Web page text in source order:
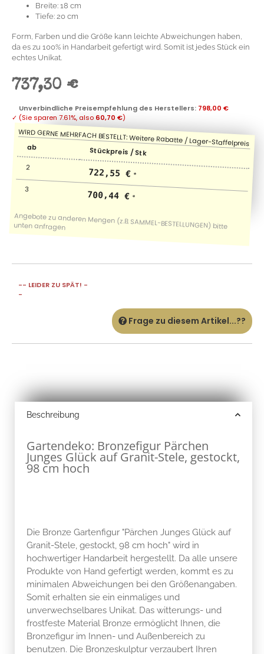
Breite: 18 cm
Tiefe: 20 cm
Form, Farben und die Größe kann leichte Abweichungen haben,
da es zu 100% in Handarbeit gefertigt wird. Somit ist jedes Stück ein
echtes Unikat.
737,30 €
Unverbindliche Preisempfehlung des Herstellers: 798,00 €
✓ (Sie sparen 7.61%, also 60,70 €)
ab Stückpreis / Stk
2 722,55 € *
3 700,44 € *
-- LEIDER ZU SPÄT! -
-
Frage zu diesem Artikel...??
Beschreibung
Gartendeko: Bronzefigur Pärchen
Junges Glück auf Granit-Stele, gestockt,
98 cm hoch
Die Bronze Gartenfigur "Pärchen Junges Glück auf
Granit-Stele, gestockt, 98 cm hoch" wird in
hochwertiger Handarbeit hergestellt. Da alle unsere
Produkte von Hand gefertigt werden, kommt es zu
minimalen Abweichungen bei den Größenangaben.
Somit erhalten sie ein einmaliges und
unverwechselbares Unikat. Das witterungs- und
frostfeste Material Bronze ermöglicht Ihnen, die
Bronzefigur im Innen- und Außenbereich zu
benutzen. Die Bronzeskulptur verzaubert Ihren